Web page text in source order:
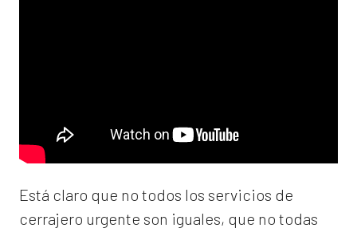
Está claro que no todos los servicios de
cerrajero urgente son iguales, que no todas